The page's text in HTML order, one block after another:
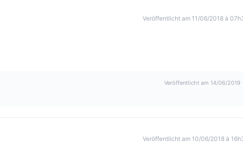
Veröffentlicht am 11/06/2018 à
Veröffentlicht am 14/06/2019
Veröffentlicht am 10/06/2018 à